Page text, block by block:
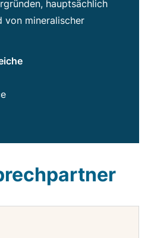
hauptsächlich
von mineralischer